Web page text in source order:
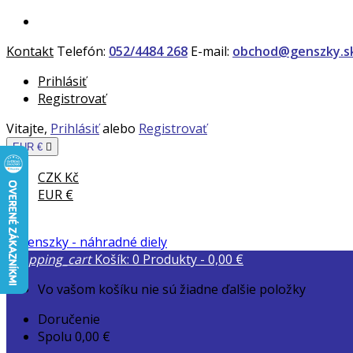
Kontakt Telefón: 052/4484 268 E-mail:
Prihlásiť
Registrovať
Vitajte, Prihlásiťalebo Registrovať
EUR € 
CZK Kč
EUR €
shopping_cart Košík: 0 Produkty - 0,00 €
Vo vašom košíku nie sú žiadne ďalšie položky
Doručenie
Spolu 0,00 €